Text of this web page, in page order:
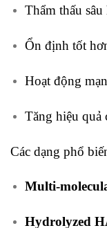
Thẩm thấu sâu
Ổn định tốt
Hoạt động
Tăng hiệu quả
Các dạng phổ
Multi-
Hydrolyzed